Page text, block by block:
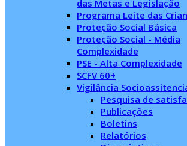
das Metas e Legislação
Programa Leite das
Proteção Social Básica
Proteção Social - Média
Complexidade
PSE - Alta Complexidade
SCFV 60+
Vigilância
Pesquisa de
Publicações
Boletins
Relatórios